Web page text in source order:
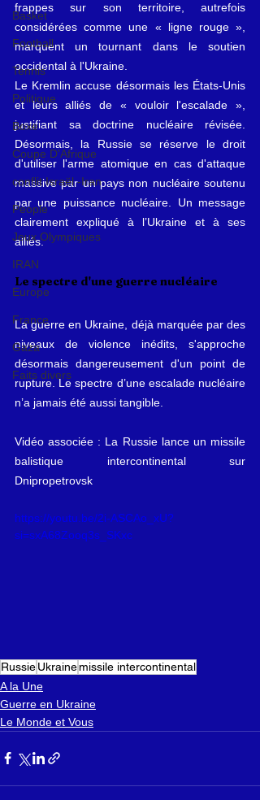
Basket
Football
Tennis
Politique
Boxe
Coupe D'Afrique
conflit Israël -Iran
People
Jeux Olympiques
IRAN
Europe
France
Gaza
Faits divers
frappes sur son territoire, autrefois
considérées comme une « ligne rouge »,
marquent un tournant dans le soutien
occidental à l'Ukraine.
Le Kremlin accuse désormais les États-Unis
et leurs alliés de « vouloir l'escalade »,
justifiant sa doctrine nucléaire révisée.
Désormais, la Russie se réserve le droit
d'utiliser l'arme atomique en cas d'attaque
massive par un pays non nucléaire soutenu
par une puissance nucléaire. Un message
clairement expliqué à l’Ukraine et à ses
alliés.
Le spectre d'une guerre nucléaire
La guerre en Ukraine, déjà marquée par des
niveaux de violence inédits, s'approche
désormais dangereusement d'un point de
rupture. Le spectre d’une escalade nucléaire
n’a jamais été aussi tangible.
Vidéo associée : La Russie lance un missile
balistique intercontinental sur
Dnipropetrovsk
https://youtu.be/2i-ASCAo_xU?
si=sxA68Zooq3s_SKxc
RussieUkrainemissile intercontinental
A la Une
Guerre en Ukraine
Le Monde et Vous